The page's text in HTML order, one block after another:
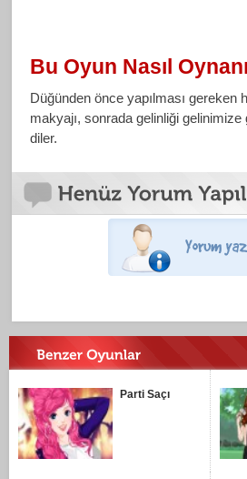
Bu Oyun Nasıl
Düğünden önce yapılması gereken
makyajı, sonrada gelinliği
diler.
Parti Saçı